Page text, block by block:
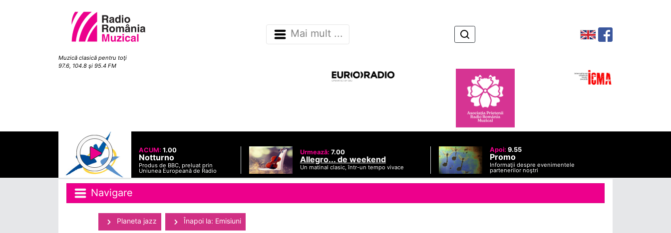
Muzică clasică pentru toţi
97.6, 104.8 şi 95.4 FM
Mai mult ...
ACUM: 1.00
Notturno
Produs de BBC, preluat prin
Uniunea Europeană de Radio
Urmează: 7.00
Allegro... de weekend
Un matinal clasic, într-un tempo vivace
Apoi: 9.55
Promo
Informaţii despre evenimentele
partenerilor noştri
Navigare
Planeta jazz Înapoi la: Emisiuni